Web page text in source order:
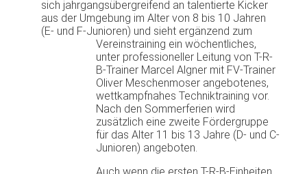
sich jahrgangsübergreifend an talentierte Kicker
aus der Umgebung im Alter von 8 bis 10 Jahren
(E- und F-Junioren) und sieht ergänzend zum
Vereinstraining ein wöchentliches,
unter professioneller Leitung von T-R-
B-Trainer Marcel Algner mit FV-Trainer
Oliver Meschenmoser angebotenes,
wettkampfnahes Techniktraining vor.
Nach den Sommerferien wird
zusätzlich eine zweite Fördergruppe
für das Alter 11 bis 13 Jahre (D- und C-
Junioren) angeboten.